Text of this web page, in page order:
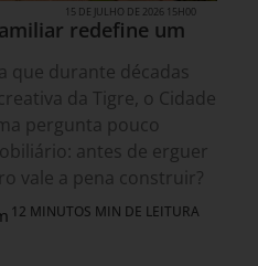
15 DE JULHO DE 2026 15H00
redefine um
que durante décadas
da Tigre, o Cidade
pergunta pouco
antes de erguer
vale a pena construir?
12 MINUTOS MIN DE LEITURA